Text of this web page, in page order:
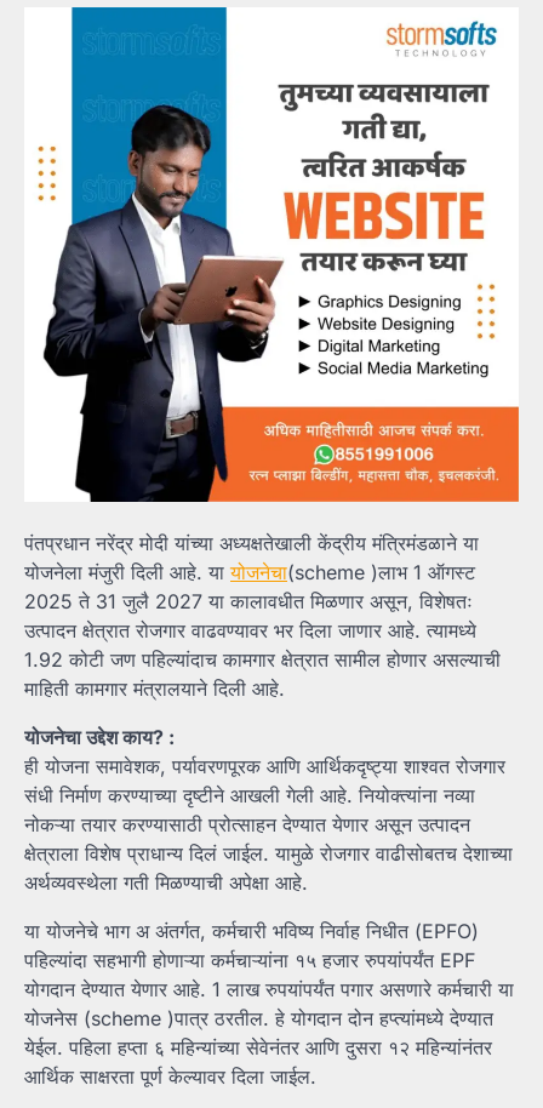
पंतप्रधान नरेंद्र मोदी यांच्या अध्यक्षतेखाली केंद्रीय मंत्रिमंडळाने या
योजनेला मंजुरी दिली आहे. यायोजनेचा(scheme )लाभ 1 ऑगस्ट
2025 ते 31 जुलै 2027 या कालावधीत मिळणार असून, विशेषतः
उत्पादन क्षेत्रात रोजगार वाढवण्यावर भर दिला जाणार आहे. त्यामध्ये
1.92 कोटी जण पहिल्यांदाच कामगार क्षेत्रात सामील होणार असल्याची
माहिती कामगार मंत्रालयाने दिली आहे.
योजनेचा उद्देश काय? :
ही योजना समावेशक, पर्यावरणपूरक आणि आर्थिकदृष्ट्या शाश्वत रोजगार
संधी निर्माण करण्याच्या दृष्टीने आखली गेली आहे. नियोक्त्यांना नव्या
नोकऱ्या तयार करण्यासाठी प्रोत्साहन देण्यात येणार असून उत्पादन
क्षेत्राला विशेष प्राधान्य दिलं जाईल. यामुळे रोजगार वाढीसोबतच देशाच्या
अर्थव्यवस्थेला गती मिळण्याची अपेक्षा आहे.
या योजनेचे भाग अ अंतर्गत, कर्मचारी भविष्य निर्वाह निधीत (EPFO)
पहिल्यांदा सहभागी होणाऱ्या कर्मचाऱ्यांना १५ हजार रुपयांपर्यंत EPF
योगदान देण्यात येणार आहे. 1 लाख रुपयांपर्यंत पगार असणारे कर्मचारी या
योजनेस (scheme )पात्र ठरतील. हे योगदान दोन हप्त्यांमध्ये देण्यात
येईल. पहिला हप्ता ६ महिन्यांच्या सेवेनंतर आणि दुसरा १२ महिन्यांनंतर
आर्थिक साक्षरता पूर्ण केल्यावर दिला जाईल.